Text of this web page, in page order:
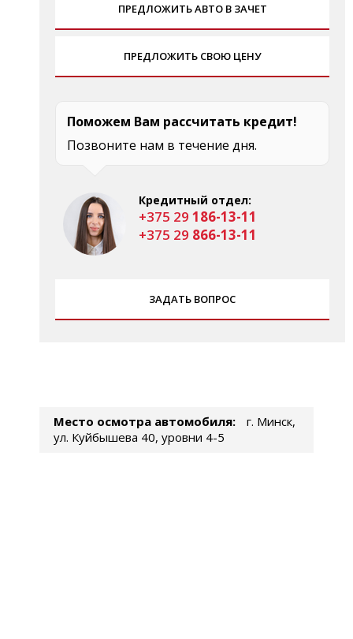
ПРЕДЛОЖИТЬ АВТО В ЗАЧЕТ
ПРЕДЛОЖИТЬ СВОЮ ЦЕНУ
Поможем Вам рассчитать кредит!
Позвоните нам в течение дня.
Кредитный отдел:
+375 29 186-13-11
+375 29 866-13-11
ЗАДАТЬ ВОПРОС
Место осмотра автомобиля:
г. Минск,
ул. Куйбышева 40, уровни 4-5